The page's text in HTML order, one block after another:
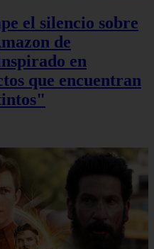
el silencio sobre
de
en
que encuentran